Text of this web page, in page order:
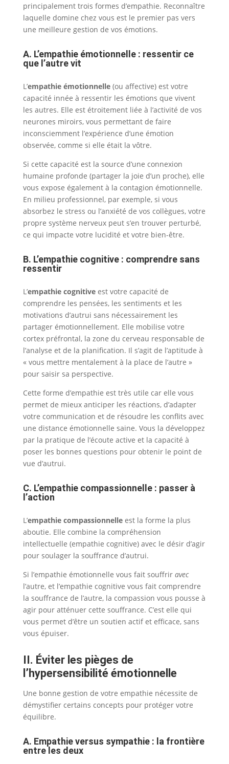
principalement trois formes d’empathie. Reconnaître
laquelle domine chez vous est le premier pas vers
une meilleure gestion de vos émotions.
A. L’empathie émotionnelle : ressentir ce
que l’autre vit
L’empathie émotionnelle(ou affective) est votre
capacité innée à ressentir les émotions que vivent
les autres. Elle est étroitement liée à l’activité de vos
neurones miroirs, vous permettant de faire
inconsciemment l’expérience d’une émotion
observée, comme si elle était la vôtre.
Si cette capacité est la source d’une connexion
humaine profonde (partager la joie d’un proche), elle
vous expose également à la contagion émotionnelle.
En milieu professionnel, par exemple, si vous
absorbez le stress ou l’anxiété de vos collègues, votre
propre système nerveux peut s’en trouver perturbé,
ce qui impacte votre lucidité et votre bien-être.
B. L’empathie cognitive : comprendre sans
ressentir
L’empathie cognitiveest votre capacité de
comprendre les pensées, les sentiments et les
motivations d’autrui sans nécessairement les
partager émotionnellement. Elle mobilise votre
cortex préfrontal, la zone du cerveau responsable de
l’analyse et de la planification. Il s’agit de l’aptitude à
« vous mettre mentalement à la place de l’autre »
pour saisir sa perspective.
Cette forme d’empathie est très utile car elle vous
permet de mieux anticiper les réactions, d’adapter
votre communication et de résoudre les conflits avec
une distance émotionnelle saine. Vous la développez
par la pratique de l’écoute active et la capacité à
poser les bonnes questions pour obtenir le point de
vue d’autrui.
C. L’empathie compassionnelle : passer à
l’action
L’empathie compassionnelleest la forme la plus
aboutie. Elle combine la compréhension
intellectuelle (empathie cognitive) avec le désir d’agir
pour soulager la souffrance d’autrui.
Si l’empathie émotionnelle vous fait souffrir avec
l’autre, et l’empathie cognitive vous fait comprendre
la souffrance de l’autre, la compassion vous pousse à
agir pour atténuer cette souffrance. C’est elle qui
vous permet d’être un soutien actif et efficace, sans
vous épuiser.
II. Éviter les pièges de
l’hypersensibilité émotionnelle
Une bonne gestion de votre empathie nécessite de
démystifier certains concepts pour protéger votre
équilibre.
A. Empathie versus sympathie : la frontière
entre les deux